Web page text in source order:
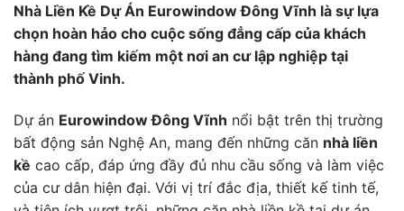
Nhà Liền Kề Dự Án Eurowindow Đông Vĩnh là sự lựa
chọn hoàn hảo cho cuộc sống đẳng cấp của khách
hàng đang tìm kiếm một nơi an cư lập nghiệp tại
thành phố Vinh.
Dự án Eurowindow Đông Vĩnh nổi bật trên thị trường
bất động sản Nghệ An, mang đến những căn nhà liền
kề cao cấp, đáp ứng đầy đủ nhu cầu sống và làm việc
của cư dân hiện đại. Với vị trí đắc địa, thiết kế tinh tế,